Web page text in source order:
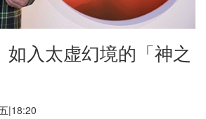
入太虚幻境的「神之
|18:20